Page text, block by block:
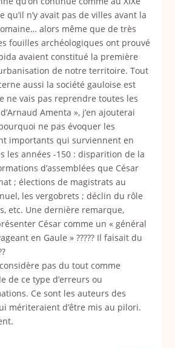
qu’il n’y avait pas de villes avant la
alors même que de très
fouilles archéologiques ont prouvé
avaient constitué la première
de notre territoire. Tout
aussi la société gauloise est
ne vais pas reprendre toutes les
Amenta », j’en ajouterai
ne pas évoquer les
importants qui surviennent en
les années -150 : disparition de la
d’assemblées que César
; élections de magistrats au
les vergobrets ; déclin du rôle
etc. Une dernière remarque,
César comme un « général
en Gaule » ????? Il faisait du
pas du tout comme
de ce type d’erreurs ou
Ce sont les auteurs des
mériteraient d’être mis au pilori.